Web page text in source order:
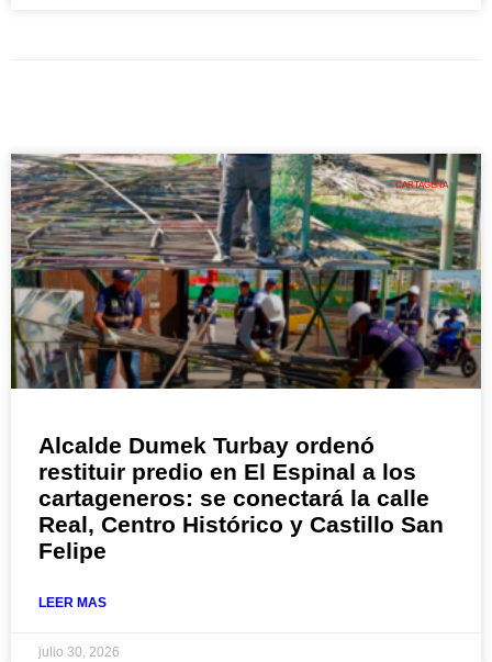
CARTAGENA
Alcalde Dumek Turbay ordenó
restituir predio en El Espinal a los
cartageneros: se conectará la calle
Real, Centro Histórico y Castillo San
Felipe
LEER MAS
julio 30, 2026